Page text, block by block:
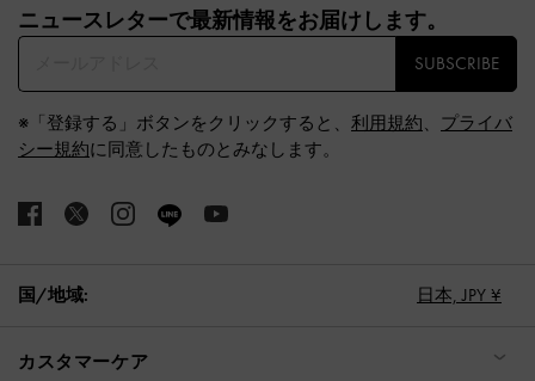
ニュースレターで最新情報をお届けします。​
SUBSCRIBE
※「登録する」ボタンをクリックすると、 利用規約、 プライバ
シー規約に同意したものとみなします。
国/地域: 日本, JPY ¥
カスタマーケア